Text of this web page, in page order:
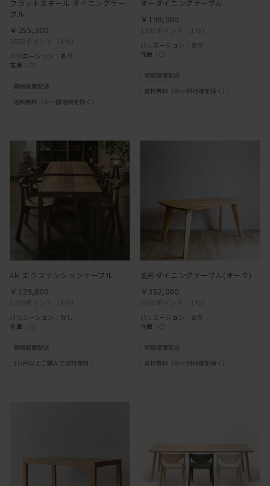
フラットスチール ダイニングテー
ブル
2552ポイント （1％）
￥255,200
バリエーション：あり
在庫：○
オーダイニングテーブル
1900ポイント （1％）
￥190,000
バリエーション：あり
在庫：○
Aki エクステンションテーブル
1298ポイント （1％）
￥129,800
バリエーション：なし
在庫：○
変形ダイニングテーブル(オーク)
3520ポイント （1％）
￥352,000
バリエーション：あり
在庫：○